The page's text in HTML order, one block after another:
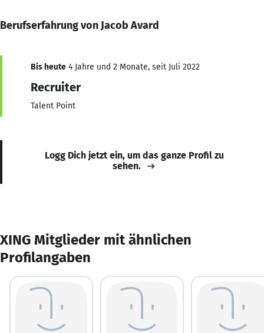
Berufserfahrung von Jacob Avard
Bis heute 4 Jahre und 2 Monate, seit Juli 2022
Recruiter
Talent Point
Logg Dich jetzt ein, um das ganze Profil zu
sehen.
XING Mitglieder mit ähnlichen
Profilangaben